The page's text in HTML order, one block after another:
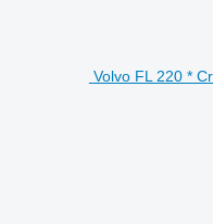
Volvo FL 220 *